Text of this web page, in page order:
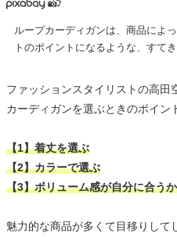
ループカーディガンは、商品によ
トのポイントになるような、すて
ファッションスタイリストの高田
カーディガンを選ぶときのポイン
【1】着丈を選ぶ
【2】カラーで選ぶ
【3】ボリューム感が自分に合う
魅力的な商品が多くて目移りして